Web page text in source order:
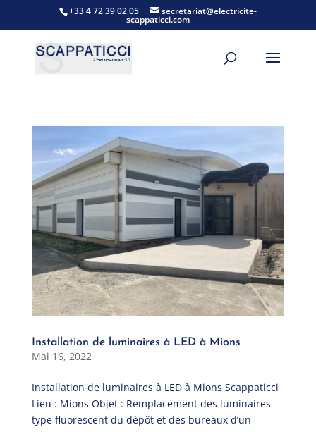
+33 4 72 39 02 05 secretariat@electricite-
scappaticci.com
Installation de luminaires à LED à Mions
Mai 16, 2022
Installation de luminaires à LED à Mions Scappaticci
Lieu : Mions Objet : Remplacement des luminaires
type fluorescent du dépôt et des bureaux d’un